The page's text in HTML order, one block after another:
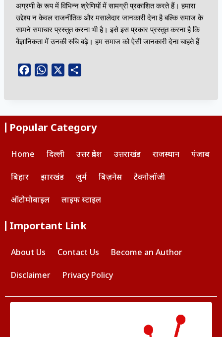
अग्रणी के रूप में विभिन्न श्रेणियों में सामग्री प्रकाशित करते हैं। हमारा
उद्देश्य न केवल राजनीतिक और मसालेदार जानकारी देना है बल्कि समाज के
सामने समाचार प्रस्तुत करना भी है। इसे इस प्रकार प्रस्तुत करना है कि
वैज्ञानिकता में उनकी रुचि बढ़े। हम समाज को ऐसी जानकारी देना चाहते हैं
b
o
k
W
A
p
Popular Category
Home दिल्ली उत्तर प्रदेश उत्तराखंड राजस्थान पंजाब
बिहार झारखंड जुर्म बिज़नेस टेक्नोलॉजी
ऑटोमोबाइल लाइफ स्टाइल
Important Link
About Us Contact Us Become an Author
Disclaimer Privacy Policy